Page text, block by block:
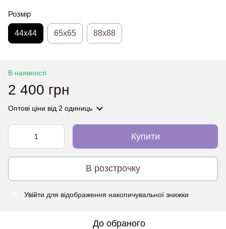
Розмір
44х44 65x65 88x88
В наявності
2 400 грн
Оптові ціни від 2 одиниць
Купити
В розстрочку
Увійти для відображення накопичувальної знижки
До обраного